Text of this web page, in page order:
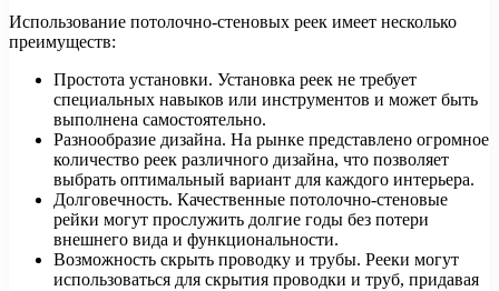
Использование потолочно-стеновых реек имеет несколько
преимуществ:
Простота установки. Установка реек не требует
специальных навыков или инструментов и может быть
выполнена самостоятельно.
Разнообразие дизайна. На рынке представлено огромное
количество реек различного дизайна, что позволяет
выбрать оптимальный вариант для каждого интерьера.
Долговечность. Качественные потолочно-стеновые
рейки могут прослужить долгие годы без потери
внешнего вида и функциональности.
Возможность скрыть проводку и трубы. Рееки могут
использоваться для скрытия проводки и труб, придавая